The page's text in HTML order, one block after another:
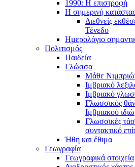
1990: Η επιστροφή
Η σημερινή
Διεθνείς
Τένεδο
Ημερολόγιο
Πολιτισμός
Παιδεία
Γλώσσα
Μάθε
Ιμβριακό
Ιμβριακό
Γλωσσικός
Ιμβριακού
Γλωσσικές
συντακτικό
Ήθη και έθιμα
Γεωγραφία
Γεωγραφικά στοιχεία